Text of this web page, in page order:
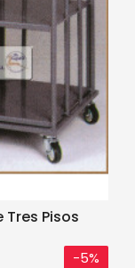
Pisos
-5%